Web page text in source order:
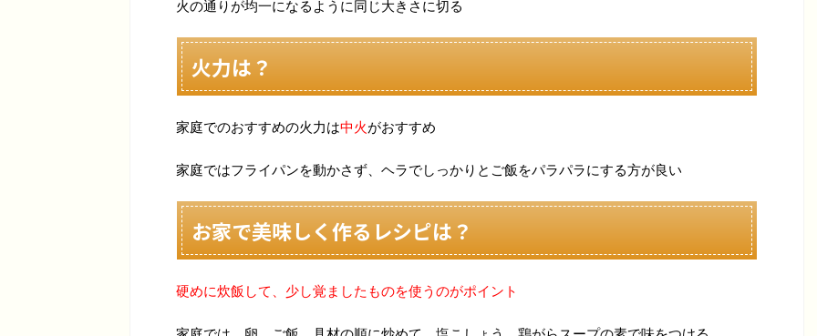
火の通りが均一になるように同じ大きさに切る
火力は？
家庭でのおすすめの火力は中火がおすすめ
家庭ではフライパンを動かさず、ヘラでしっかりとご飯をパラパラにする方が良い
お家で美味しく作るレシピは？
硬めに炊飯して、少し覚ましたものを使うのがポイント